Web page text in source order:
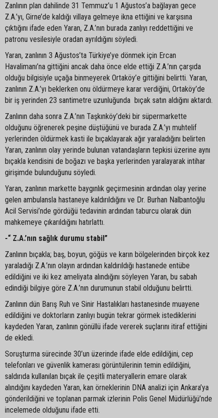
Zanlının plan dahilinde 31 Temmuz’u 1 Ağustos’a bağlayan gece
Z.A.’yı, Girne’de kaldığı villaya gelmeye ikna ettiğini ve karşısına
çıktığını ifade eden Yaran, Z.A.’nın burada zanlıyı reddettiğini ve
patronu vesilesiyle oradan ayrıldığını söyledi.
Yaran, zanlının 3 Ağustos’ta Türkiye’ye dönmek için Ercan
Havalimanı’na gittiğini ancak daha önce elde ettiği Z.A.’nın çarşıda
olduğu bilgisiyle uçağa binmeyerek Ortaköy’e gittiğini belirtti. Yaran,
zanlının Z.A.’yı beklerken onu öldürmeye karar verdiğini, Ortaköy’de
bir iş yerinden 23 santimetre uzunluğunda bıçak satın aldığını aktardı.
Zanlının daha sonra Z.A.’nın Taşkınköy’deki bir süpermarkette
olduğunu öğrenerek peşine düştüğünü ve burada Z.A.’yı muhtelif
yerlerinden öldürmek kasti ile bıçaklayarak ağır yaraladığını belirten
Yaran, zanlının olay yerinde bulunan vatandaşların tepkisi üzerine aynı
bıçakla kendisini de boğazı ve başka yerlerinden yaralayarak intihar
girişimde bulunduğunu söyledi.
Yaran, zanlının markette baygınlık geçirmesinin ardından olay yerine
gelen ambulansla hastaneye kaldırıldığını ve Dr. Burhan Nalbantoğlu
Acil Servisi’nde gördüğü tedavinin ardından taburcu olarak dün
mahkemeye çıkarıldığını hatırlattı.
-“ Z.A.’nın sağlık durumu stabil”
Zanlının bıçakla; baş, boyun, göğüs ve karın bölgelerinden birçok kez
yaraladığı Z.A.’nın olayın ardından kaldırıldığı hastanede entübe
edildiğini ve iki kez ameliyata alındığını söyleyen Yaran, bu sabah
edindiği bilgiye göre Z.A.’nın durumunun stabil olduğunu belirtti.
Zanlının dün Barış Ruh ve Sinir Hastalıkları hastanesinde muayene
edildiğini ve doktorların zanlıyı bugün tekrar görmek istediklerini
kaydeden Yaran, zanlının gönüllü ifade vererek suçlarını itiraf ettiğini
de ekledi.
Soruşturma sürecinde 30’un üzerinde ifade elde edildiğini, cep
telefonları ve güvenlik kamerası görüntülerinin temin edildiğini,
saldırıda kullanılan bıçak ile çeşitli materyallerin emare olarak
alındığını kaydeden Yaran, kan örneklerinin DNA analizi için Ankara’ya
gönderildiğini ve toplanan parmak izlerinin Polis Genel Müdürlüğü’nde
incelemede olduğunu ifade etti.